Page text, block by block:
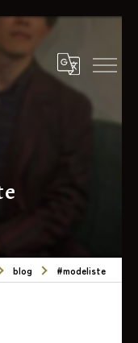
blog #modeliste